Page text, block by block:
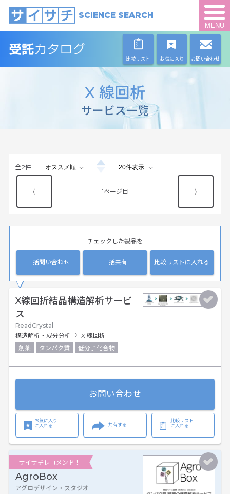
SCIENCE SEARCH
MENU
比較リスト お気に入り お問い合わせ
X 線回析
サービス一覧
全2件
⟨ 1 ⟩
チェックした製品を
一括問い合わせ 一括共有 比較リストに入れる
X線回折結晶構造解析サービ
ス
ReadCrystal
構造解析・成分分析
X 線回析
創薬
タンパク質 低分子化合物
お問い合わせ
お気に入り
に入れる
共有する
比較リスト
に入れる
サイサチレコメンド！
AgroBox
アグロデザイン・スタジオ